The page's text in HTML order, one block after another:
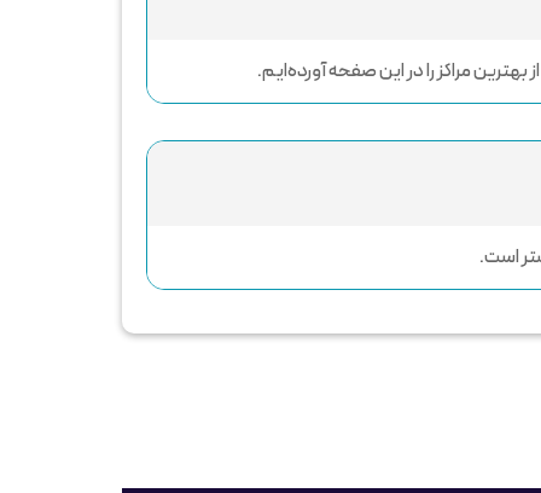
مراکز را در این صفحه آورده‌ایم.
است.